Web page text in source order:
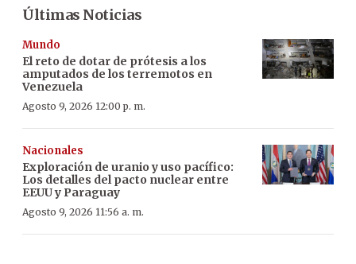
Últimas Noticias
Mundo
El reto de dotar de prótesis a los
amputados de los terremotos en
Venezuela
Agosto 9, 2026 12:00 p. m.
Nacionales
Exploración de uranio y uso pacífico:
Los detalles del pacto nuclear entre
EEUU y Paraguay
Agosto 9, 2026 11:56 a. m.